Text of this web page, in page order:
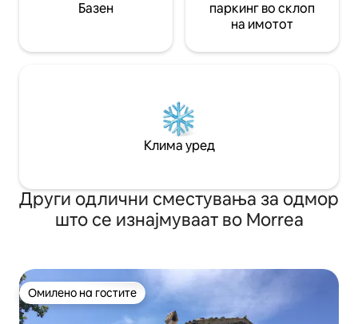
Базен
паркинг во склоп
на имотот
Клима уред
Други одлични сместувања за одмор
што се изнајмуваат во Morrea
Омилено на гостите
Омилено на гостите